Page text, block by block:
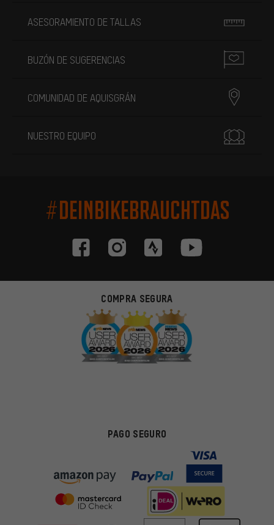
ASESORAMIENTO DE TALLAS
BUZÓN DE SUGERENCIAS
COMUNIDAD DE AQUISGRÁN
NUESTRO EQUIPO
#DEINBIKEBRAUCHTDAS
COMPRA SEGURA
PAGO SEGURO